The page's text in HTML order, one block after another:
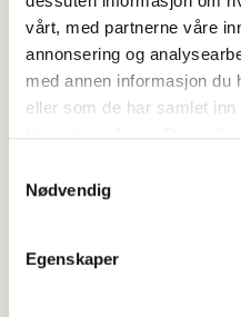
vårt, med partnerne våre
annonsering og
med annen informasjon du
eller som de har samlet
Nødvendig
Egenskaper